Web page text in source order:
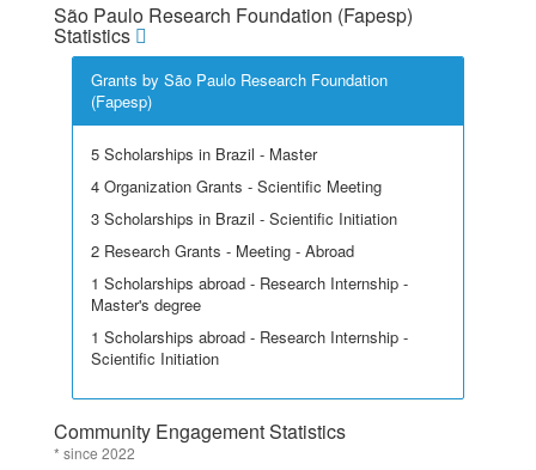
São Paulo Research Foundation (Fapesp)
Statistics
Grants by São Paulo Research Foundation
(Fapesp)
5 Scholarships in Brazil - Master
4 Organization Grants - Scientific Meeting
3 Scholarships in Brazil - Scientific Initiation
2 Research Grants - Meeting - Abroad
1 Scholarships abroad - Research Internship -
Master's degree
1 Scholarships abroad - Research Internship -
Scientific Initiation
Community Engagement Statistics
* since 2022